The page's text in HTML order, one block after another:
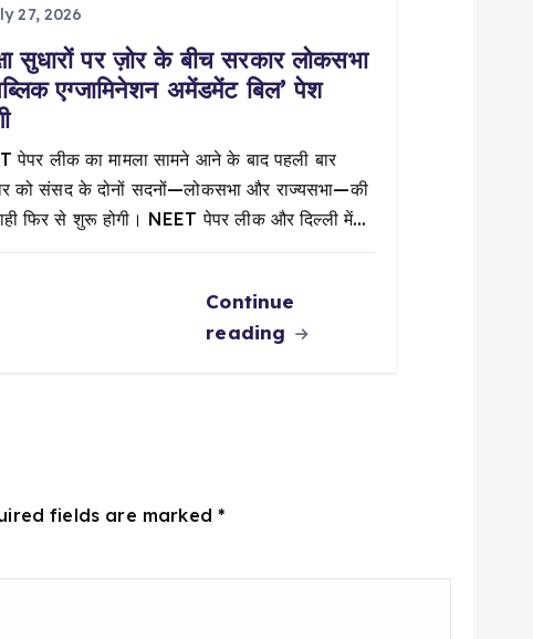
27, 2026
सुधारों पर ज़ोर के बीच सरकार लोकसभा
एग्जामिनेशन अमेंडमेंट बिल’ पेश
पेपर लीक का मामला सामने आने के बाद पहली बार
को संसद के दोनों सदनों—लोकसभा और राज्यसभा—की
फिर से शुरू होगी। NEET पेपर लीक और दिल्ली में…
Continue
reading
fields are marked*